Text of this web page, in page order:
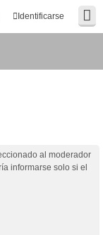
Identificarse
al moderador
informarse solo si el